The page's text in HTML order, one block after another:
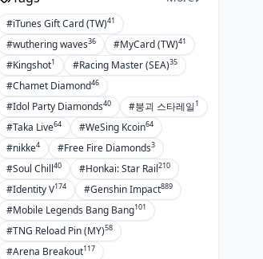
#iTunes Gift Card (TW)41
#wuthering waves36 #MyCard (TW)41
#Kingshot1 #Racing Master (SEA)35
#Chamet Diamond46
#Idol Party Diamonds40 #붕괴 스타레일1
#Taka Live64 #WeSing Kcoin64
#nikke4 #Free Fire Diamonds3
#Soul Chill40 #Honkai: Star Rail210
#Identity V174 #Genshin Impact889
#Mobile Legends Bang Bang101
#TNG Reload Pin (MY)58
#Arena Breakout117